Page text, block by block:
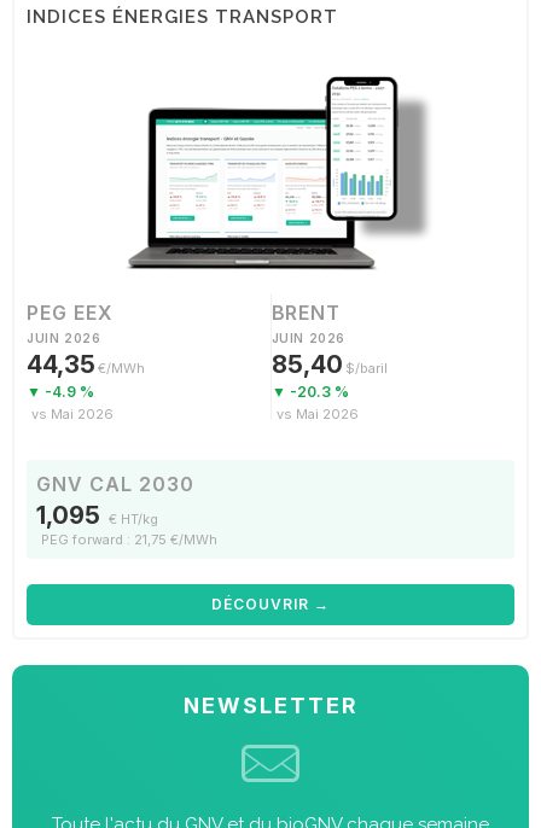
INDICES ÉNERGIES TRANSPORT
PEG EEX
JUIN 2026
44,35 €/MWh
▼ -4.9 %
vs Mai 2026
BRENT
JUIN 2026
85,40 $/baril
▼ -20.3 %
vs Mai 2026
GNV CAL 2030
1,095 € HT/kg
PEG forward : 21,75 €/MWh
DÉCOUVRIR →
NEWSLETTER